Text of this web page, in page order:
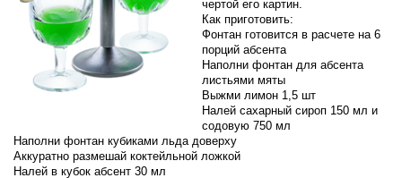
чертой его картин.
Как приготовить:
Фонтан готовится в расчете на 6
порций абсента
Наполни фонтан для абсента
листьями мяты
Выжми лимон 1,5 шт
Налей сахарный сироп 150 мл и
содовую 750 мл
Наполни фонтан кубиками льда доверху
Аккуратно размешай коктейльной ложкой
Налей в кубок абсент 30 мл